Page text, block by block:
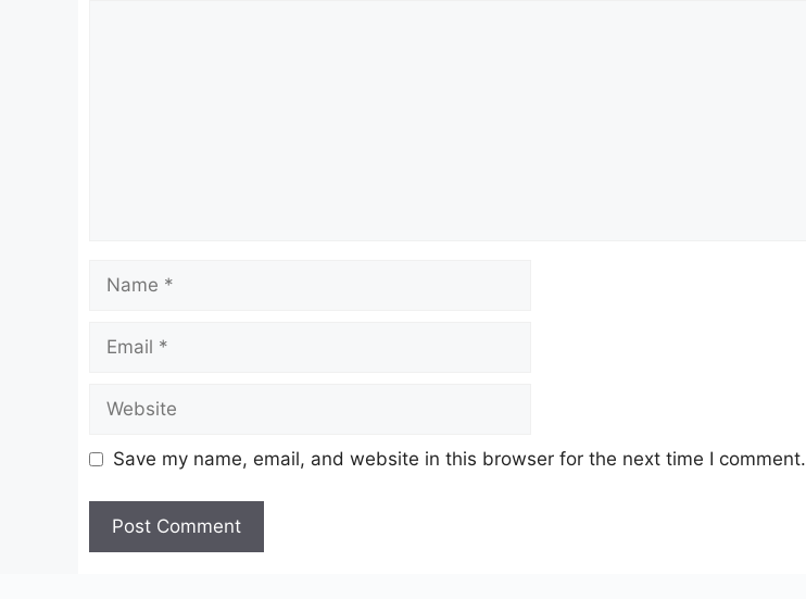
Name
Email
Website
Save my name, email, and website in this browser for the next time I comment.